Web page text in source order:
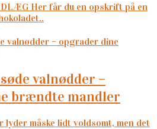
Her får du en opskrift på en
brændte mandler
lyder måske lidt voldsomt, men det